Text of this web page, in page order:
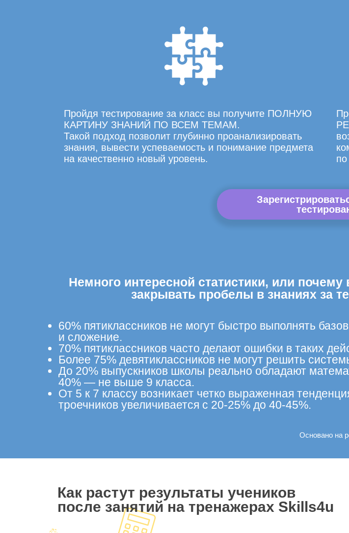
Пройдя тестирование за класс вы получите ПОЛНУЮ
КАРТИНУ ЗНАНИЙ ПО ВСЕМ ТЕМАМ.
Такой подход позволит глубинно проанализировать
знания, вывести успеваемость и понимание предмета
на качественно новый уровень.
Немного интересной статистики, или
закрывать пробелы в знаниях за
60% пятиклассников не могут быстро выполнять
и сложение.
70% пятиклассников часто делают ошибки в таких
Более 75% девятиклассников не могут решить
До 20% выпускников школы реально обладают
40% — не выше 9 класса.
От 5 к 7 классу возникает четко выраженная
троечников увеличивается с 20-25% до 40-45%.
Основано на
Как растут результаты учеников
после занятий на тренажерах Skills4u